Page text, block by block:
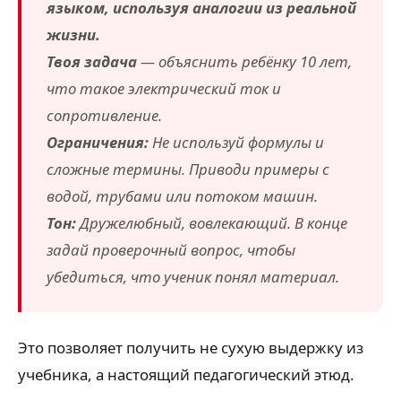
языком, используя аналогии из реальной
жизни.
Твоя задача— объяснить ребёнку 10 лет,
что такое электрический ток и
сопротивление.
Ограничения:Не используй формулы и
сложные термины. Приводи примеры с
водой, трубами или потоком машин.
Тон:Дружелюбный, вовлекающий. В конце
задай проверочный вопрос, чтобы
убедиться, что ученик понял материал.
Это позволяет получить не сухую выдержку из
учебника, а настоящий педагогический этюд.